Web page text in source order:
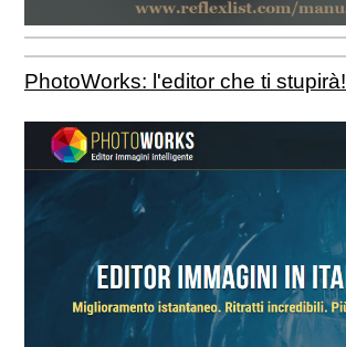
PhotoWorks: l'editor che ti stupirà!